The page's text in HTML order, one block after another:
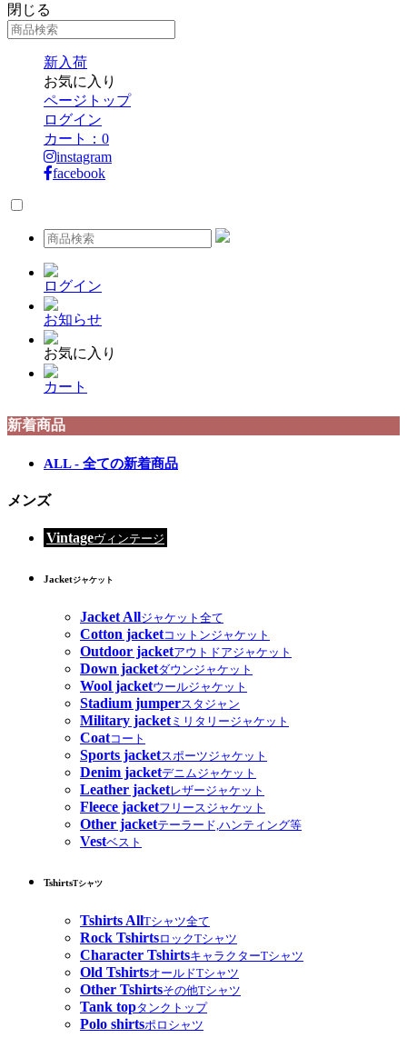
閉じる
新入荷
お気に入り
ページトップ
ログイン
カート： 0
instagram
facebook
ログイン
お知らせ
お気に入り
カート
新着商品
ALL - 全ての新着商品
メンズ
Vintageヴィンテージ
Jacketジャケット
Jacket Allジャケット全て
Cotton jacketコットンジャケット
Outdoor jacketアウトドアジャケット
Down jacketダウンジャケット
Wool jacketウールジャケット
Stadium jumperスタジャン
Military jacketミリタリージャケット
Coatコート
Sports jacketスポーツジャケット
Denim jacketデニムジャケット
Leather jacketレザージャケット
Fleece jacketフリースジャケット
Other jacketテーラード,ハンティング等
Vestベスト
TshirtsTシャツ
Tshirts AllTシャツ全て
Rock TshirtsロックTシャツ
Character TshirtsキャラクターTシャツ
Old TshirtsオールドTシャツ
Other Tshirtsその他Tシャツ
Tank topタンクトップ
Polo shirtsポロシャツ